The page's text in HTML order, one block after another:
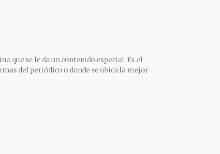
que se le da un contenido especial. Es el
del periódico o donde se ubica la mejor